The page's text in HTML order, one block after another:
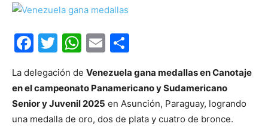
Facebook
Twitter
WhatsApp
Email
La delegación de Venezuela gana medallas en Canotaje
en el campeonato Panamericano y Sudamericano
Senior y Juvenil 2025 en Asunción, Paraguay, logrando
una medalla de oro, dos de plata y cuatro de bronce.